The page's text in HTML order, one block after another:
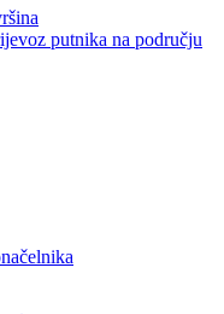
putnika na području